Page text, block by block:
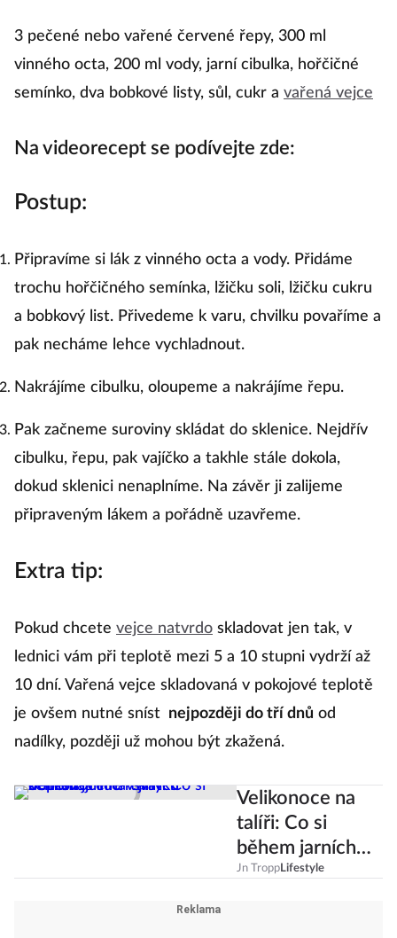
3 pečené nebo vařené červené řepy, 300 ml
vinného octa, 200 ml vody, jarní cibulka, hořčičné
semínko, dva bobkové listy, sůl, cukr a vařená vejce
Na videorecept se podívejte zde:
Postup:
Připravíme si lák z vinného octa a vody. Přidáme
trochu hořčičného semínka, lžičku soli, lžičku cukru
a bobkový list. Přivedeme k varu, chvilku povaříme a
pak necháme lehce vychladnout.
Nakrájíme cibulku, oloupeme a nakrájíme řepu.
Pak začneme suroviny skládat do sklenice. Nejdřív
cibulku, řepu, pak vajíčko a takhle stále dokola,
dokud sklenici nenaplníme. Na závěr ji zalijeme
připraveným lákem a pořádně uzavřeme.
Extra tip:
Pokud chcete vejce natvrdo skladovat jen tak, v
lednici vám při teplotě mezi 5 a 10 stupni vydrží až
10 dní. Vařená vejce skladovaná v pokojové teplotě
je ovšem nutné sníst nejpozději do tří dnů od
nadílky, později už mohou být zkažená.
Velikonoce na
talíři: Co si
během jarních
svátků dopřávají
Jn TroppLifestyle